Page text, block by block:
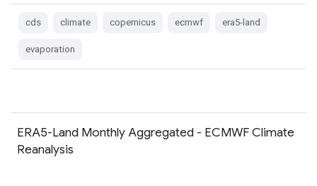
cds climate copernicus ecmwf era5-land
evaporation
ERA5-Land Monthly Aggregated - ECMWF Climate
Reanalysis